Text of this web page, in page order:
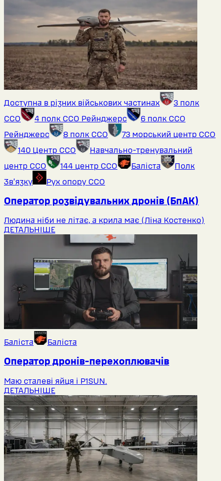
Доступна в різних військових частинах
3 полк
ССО
4 полк ССО Рейнджерс
6 полк ССО
Рейнджерс
8 полк ССО
73 морський центр ССО
140 Центр ССО
Навчально-тренувальний
центр ССО
144 центр ССО Баліста
Полк
Звʼязку
Рух опору ССО
Оператор розвідувальних дронів (БпАК)
Людина ніби не літає, а крила має (Ліна Костенко)
ДЕТАЛЬНІШЕ
Баліста Баліста
Оператор дронів-перехоплювачів
Маю сталеві яйця і P1SUN.
ДЕТАЛЬНІШЕ